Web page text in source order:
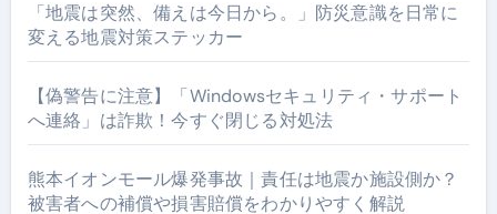
「地震は突然、備えは今日から。」防災意識を日常に
変える地震対策ステッカー
【偽警告に注意】「Windowsセキュリティ・サポート
へ連絡」は詐欺！今すぐ閉じる対処法
熊本イオンモール爆発事故｜責任は地震か施設側か？
被害者への補償や損害賠償をわかりやすく解説